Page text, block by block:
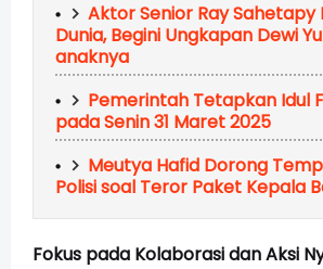
Aktor Senior Ray Sahetapy
Dunia, Begini Ungkapan Dewi
anaknya
Pemerintah Tetapkan Idul
pada Senin 31 Maret 2025
Meutya Hafid Dorong
Polisi soal Teror Paket Kepala
Fokus pada Kolaborasi dan Aksi